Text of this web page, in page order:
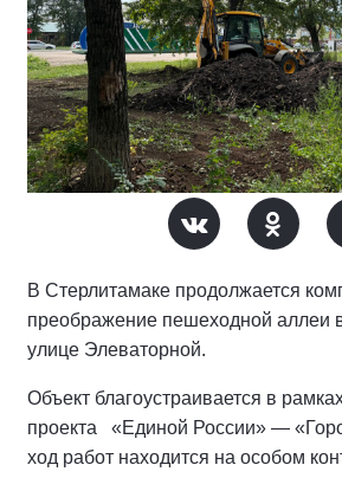
В Стерлитамаке продолжается
преображение пешеходной аллеи
улице Элеваторной.
Объект благоустраивается в
проекта «Единой России» —
ход работ находится на особом